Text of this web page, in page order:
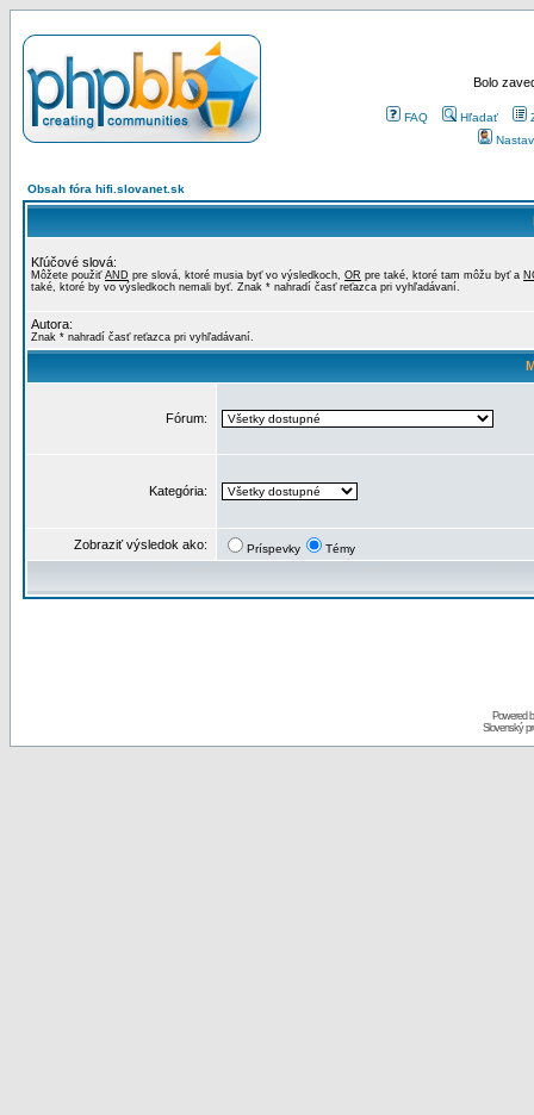
Bolo
FAQ Hľadať
Obsah fóra hifi.slovanet.sk
Kľúčové slová:
Môžete použiť AND pre slová, ktoré musia byť vo výsledkoch, OR pre také, ktoré tam môžu byť a
také, ktoré by vo výsledkoch nemali byť. Znak * nahradí časť reťazca pri vyhľadávaní.
Autora:
Znak * nahradí časť reťazca pri vyhľadávaní.
Fórum:
Kategória:
Zobraziť výsledok ako: Príspevky Témy
Powered
Slovenský